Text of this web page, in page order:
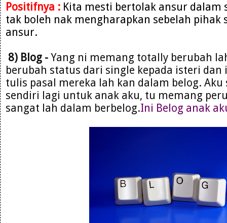
Positifnya : Kita mesti bertolak ansur dalam
tak boleh nak mengharapkan sebelah pihak
ansur.
8) Blog - Yang ni memang totally berubah
berubah status dari single kepada isteri dan
tulis pasal mereka lah kan dalam belog. Aku
sendiri lagi untuk anak aku, tu memang
sangat lah dalam berbelog.Ini Belog anak